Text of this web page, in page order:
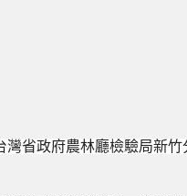
省政府農林廳檢驗局新竹